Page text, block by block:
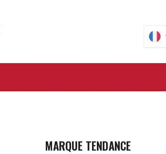
MARQUE TENDANCE